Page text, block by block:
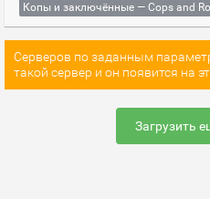
Копы и заключённые — Cops and
Серверов по заданным
такой сервер и он появится на
Загрузить